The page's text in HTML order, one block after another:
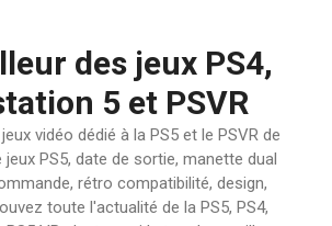
des jeux PS4,
5 et PSVR
vidéo dédié à la PS5 et le PSVR de
jeux PS5, date de sortie, manette dual
rétro compatibilité, design,
toute l'actualité de la PS5, PS4,